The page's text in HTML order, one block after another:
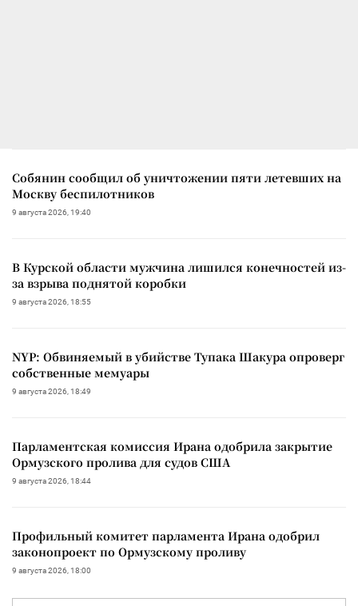
Собянин сообщил об уничтожении пяти летевших на
Москву беспилотников
9 августа 2026, 19:40
В Курской области мужчина лишился конечностей из-
за взрыва поднятой коробки
9 августа 2026, 18:55
NYP: Обвиняемый в убийстве Тупака Шакура опроверг
собственные мемуары
9 августа 2026, 18:49
Парламентская комиссия Ирана одобрила закрытие
Ормузского пролива для судов США
9 августа 2026, 18:44
Профильный комитет парламента Ирана одобрил
законопроект по Ормузскому проливу
9 августа 2026, 18:00